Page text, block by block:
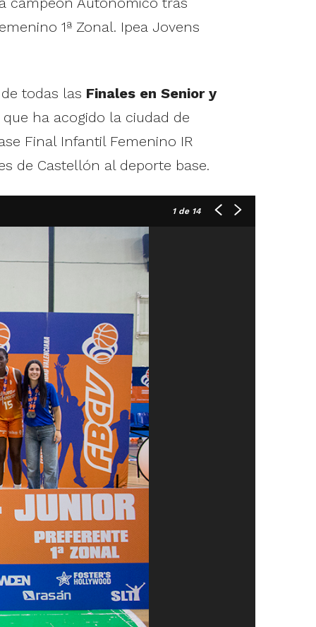
1ª Zonal. Ipea Jovens
todas las Finales en Senior y
ha acogido la ciudad de
Final Infantil Femenino IR
de Castellón al deporte base.
1de 14